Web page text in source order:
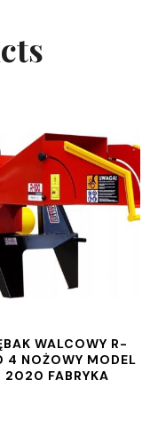
WALCOWY R-
4 NOŻOWY MODEL
2020 FABRYKA